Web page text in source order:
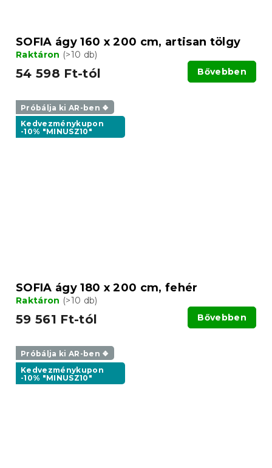
SOFIA ágy 160 x 200 cm, artisan tölgy
Raktáron (>10 db)
54 598 Ft-tól Bővebben
Próbálja ki AR-ben ❖
Kedvezménykupon
-10% "MINUSZ10"
SOFIA ágy 180 x 200 cm, fehér
Raktáron (>10 db)
59 561 Ft-tól Bővebben
Próbálja ki AR-ben ❖
Kedvezménykupon
-10% "MINUSZ10"